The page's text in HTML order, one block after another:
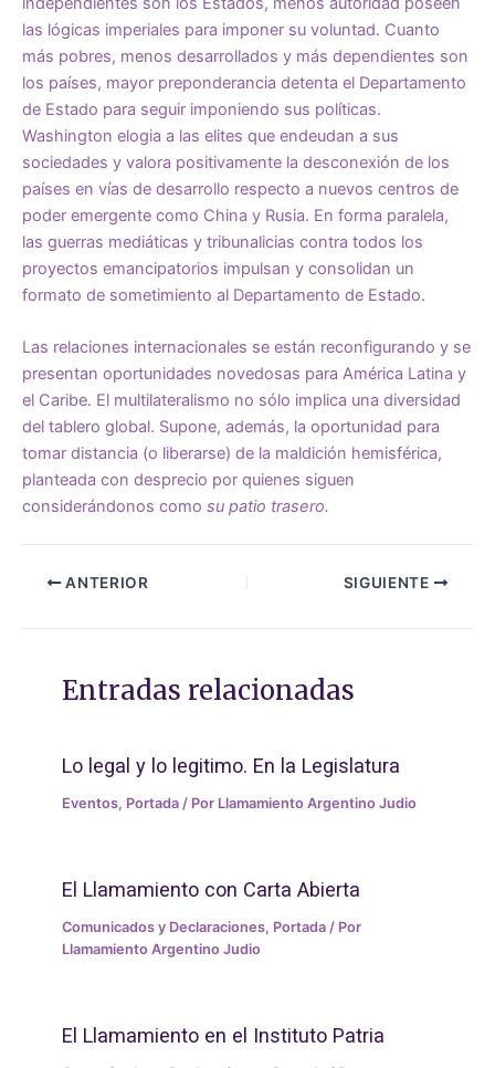
las lógicas imperiales para imponer su voluntad. Cuanto
más pobres, menos desarrollados y más dependientes son
los países, mayor preponderancia detenta el Departamento
de Estado para seguir imponiendo sus políticas.
Washington elogia a las elites que endeudan a sus
sociedades y valora positivamente la desconexión de los
países en vías de desarrollo respecto a nuevos centros de
poder emergente como China y Rusia. En forma paralela,
las guerras mediáticas y tribunalicias contra todos los
proyectos emancipatorios impulsan y consolidan un
formato de sometimiento al Departamento de Estado.
Las relaciones internacionales se están reconfigurando y se
presentan oportunidades novedosas para América Latina y
el Caribe. El multilateralismo no sólo implica una diversidad
del tablero global. Supone, además, la oportunidad para
tomar distancia (o liberarse) de la maldición hemisférica,
planteada con desprecio por quienes siguen
considerándonos como su patio trasero.
ANTERIOR SIGUIENTE
Entradas relacionadas
Lo legal y lo legitimo. En la Legislatura
Eventos, Portada / Por Llamamiento Argentino Judio
El Llamamiento con Carta Abierta
Comunicados y Declaraciones, Portada / Por
Llamamiento Argentino Judio
El Llamamiento en el Instituto Patria